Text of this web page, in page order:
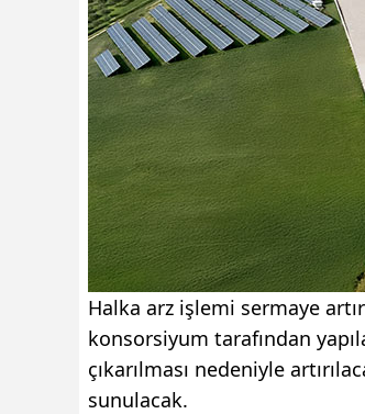
Halka arz işlemi sermaye
konsorsiyum tarafından
çıkarılması nedeniyle
sunulacak.